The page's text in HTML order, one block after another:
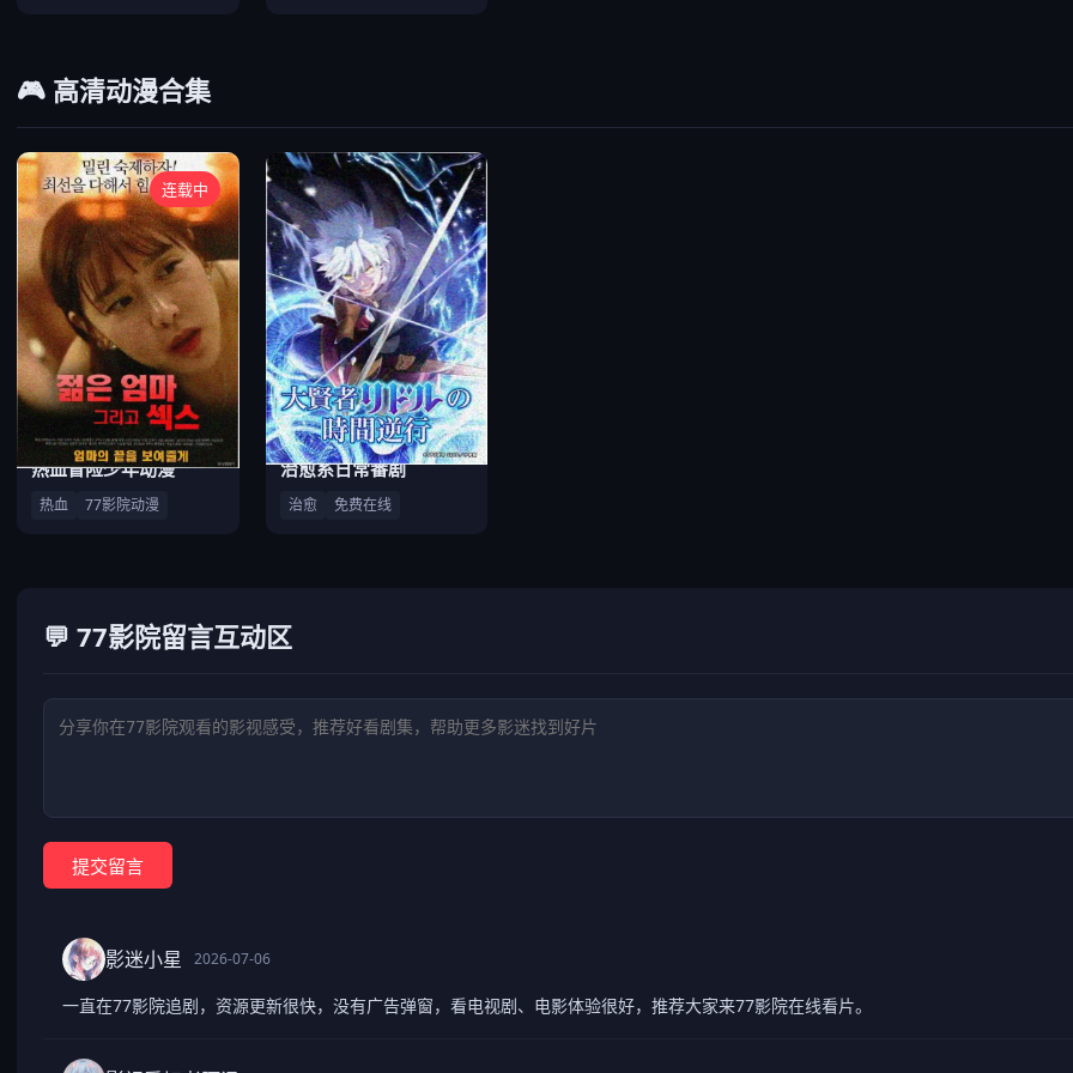
🎮 高清动漫合集
连载中
热血冒险少年动漫
热血 77影院动漫
治愈系日常番剧
治愈 免费在线
💬 77影院留言互动区
提交留言
影迷小星 2026-07-06
一直在77影院追剧，资源更新很快，没有广告弹窗，看电视剧、电影体验很好，推荐大家来77影院在线看片。